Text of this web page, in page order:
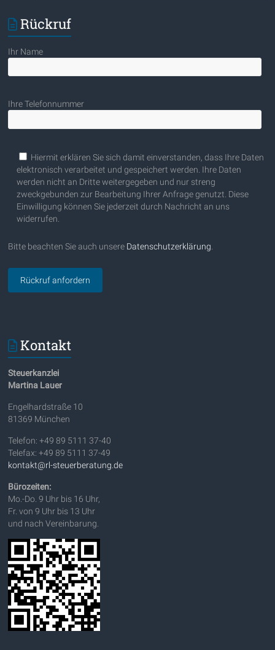
Rückruf
Ihr Name
Ihre Telefonnummer
Bitte lasse dieses Feld leer.
Hiermit erklären Sie sich damit einverstanden, dass Ihre Daten
elektronisch verarbeitet und gespeichert werden. Ihre Daten
werden nicht an Dritte weitergegeben und nur streng
zweckgebunden zur Bearbeitung Ihrer Anfrage genutzt. Diese
Einwilligung können Sie jederzeit durch Nachricht an uns
widerrufen.
Bitte beachten Sie auch unsere Datenschutzerklärung
Kontakt
Steuerkanzlei
Martina Lauer
Engelhardstraße 10
81369 München
Telefon: +49 89 5111 37-40
Telefax: +49 89 5111 37-49
kontakt@rl-steuerberatung.de
Bürozeiten:
Mo.-Do. 9 Uhr bis 16 Uhr,
Fr. von 9 Uhr bis 13 Uhr
und nach Vereinbarung.